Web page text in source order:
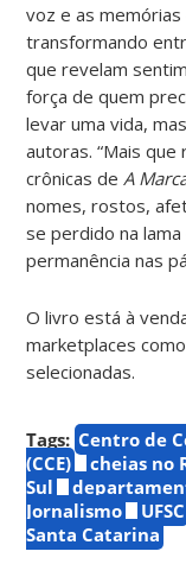
voz e as
transformando
que revelam
força de quem
levar uma vida,
autoras. “Mais
crônicas de A
nomes, rostos,
se perdido na
permanência nas
O livro está à
marketplaces
selecionadas.
Tags: Centro de
(CCE)
cheias no
Sul
Jornalismo
UFSC
Santa Catarina